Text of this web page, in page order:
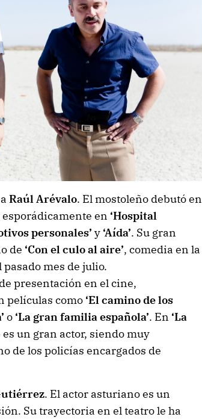
Raúl Arévalo. El mostoleño debutó en
en ‘Hospital
personales’ y ‘Aída’. Su gran
de ‘Con el culo al aire’, comedia en la
mes de julio.
presentación en el cine,
películas como ‘El camino de los
o ‘La gran familia española’. En ‘La
un gran actor, siendo muy
de los policías encargados de
. El actor asturiano es un
Su trayectoria en el teatro le ha